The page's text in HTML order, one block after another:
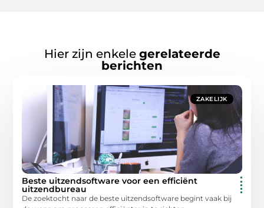
Hier zijn enkele gerelateerde
berichten
ZAKELIJK
Beste uitzendsoftware voor een efficiënt
uitzendbureau
De zoektocht naar de beste uitzendsoftware begint vaak bij